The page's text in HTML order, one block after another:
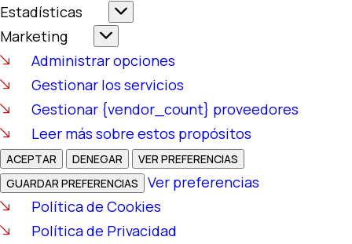
Estadísticas
Estadísticas
Marketing
Marketing
Administrar opciones
Gestionar los servicios
Gestionar {vendor_count} proveedores
Leer más sobre estos propósitos
ACEPTAR DENEGAR
VER PREFERENCIAS
GUARDAR PREFERENCIAS
Ver preferencias
Política de Cookies
Política de Privacidad